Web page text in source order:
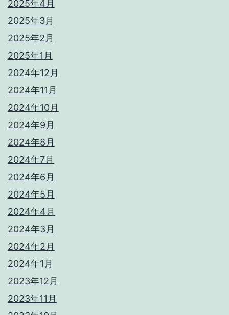
2025年4月
2025年3月
2025年2月
2025年1月
2024年12月
2024年11月
2024年10月
2024年9月
2024年8月
2024年7月
2024年6月
2024年5月
2024年4月
2024年3月
2024年2月
2024年1月
2023年12月
2023年11月